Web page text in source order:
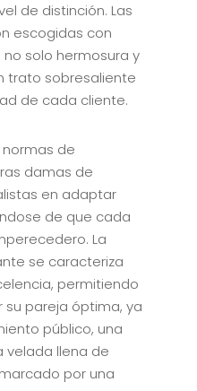
de distinción. Las
escogidas con
solo hermosura y
trato sobresaliente
de cada cliente.
de
damas de
en adaptar
de que cada
La
se caracteriza
permitiendo
su pareja óptima, ya
público, una
velada llena de
por una